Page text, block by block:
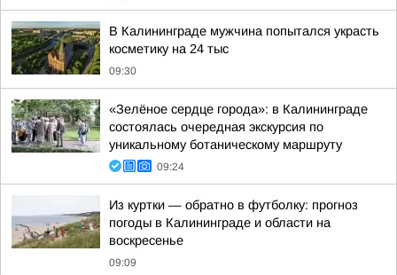
В Калининграде мужчина попытался украсть
косметику на 24 тыс
09:30
«Зелёное сердце города»: в Калининграде
состоялась очередная экскурсия по
уникальному ботаническому маршруту
09:24
Из куртки — обратно в футболку: прогноз
погоды в Калининграде и области на
воскресенье
09:09